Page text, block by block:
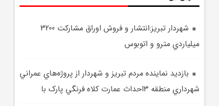
شهردار تبريز:انتشار و فروش اوراق مشارکت 3200
ميلياردي مترو و اتوبوس
بازديد نماينده مردم تبريز و شهردار از پروژه‌هاي عمراني
شهرداري منطقه 3احداث عمارت کلاه فرنگي پارک با